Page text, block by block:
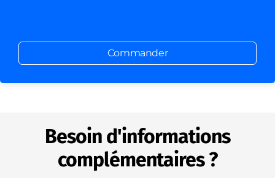
Commander
Besoin d'informations
complémentaires ?